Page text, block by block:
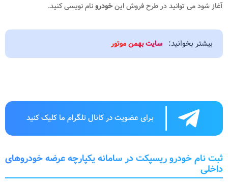
آغاز شود می توانید در طرح فروش اینخودرونام نویسی کنید.
بیشتر بخوانید: سایت بهمن موتور
برای عضویت در کانال تلگرام ما کلیک کنید
ثبت نام خودرو ریسپکت در سامانه یکپارچه عرضه خودروهای
داخلی